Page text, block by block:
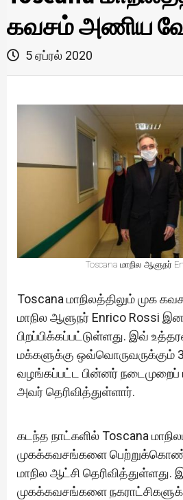
கவசம் அணிய
5 ஏப்ரல் 2020
Toscana மாநில ஆளுநர்
Toscana மாநிலத்திலும் முக
மாநில ஆளுநர் Enrico Rossi
பிறப்பிக்கப்பட்டுள்ளது. இவ்
மக்களுக்கு ஒவ்வொருவருக்கும்
வழங்கப்பட்ட பின்னர் நடைமுறைப்
அவர் தெரிவித்துள்ளார்.
கடந்த நாட்களில் Toscana
முகக்கவசங்களை
மாநில ஆட்சி தெரிவித்துள்ளது.
முகக்கவசங்களை